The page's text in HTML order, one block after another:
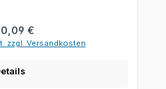
Preis:
0,09 €
zzgl. Versandkosten